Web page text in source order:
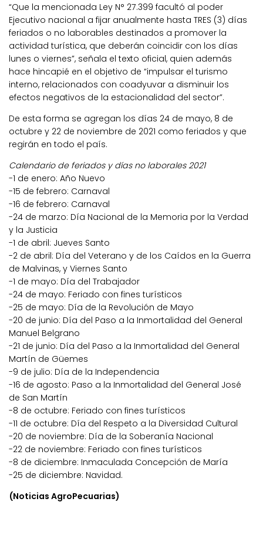
“Que la mencionada Ley N° 27.399 facultó al poder
Ejecutivo nacional a fijar anualmente hasta TRES (3) días
feriados o no laborables destinados a promover la
actividad turística, que deberán coincidir con los días
lunes o viernes”, señala el texto oficial, quien además
hace hincapié en el objetivo de “impulsar el turismo
interno, relacionados con coadyuvar a disminuir los
efectos negativos de la estacionalidad del sector”.
De esta forma se agregan los días 24 de mayo, 8 de
octubre y 22 de noviembre de 2021 como feriados y que
regirán en todo el país.
Calendario de feriados y días no laborales 2021
-1 de enero: Año Nuevo
-15 de febrero: Carnaval
-16 de febrero: Carnaval
-24 de marzo: Día Nacional de la Memoria por la Verdad
y la Justicia
-1 de abril: Jueves Santo
-2 de abril: Día del Veterano y de los Caídos en la Guerra
de Malvinas, y Viernes Santo
-1 de mayo: Día del Trabajador
-24 de mayo: Feriado con fines turísticos
-25 de mayo: Día de la Revolución de Mayo
-20 de junio: Día del Paso a la Inmortalidad del General
Manuel Belgrano
-21 de junio: Día del Paso a la Inmortalidad del General
Martín de Güemes
-9 de julio: Día de la Independencia
-16 de agosto: Paso a la Inmortalidad del General José
de San Martín
-8 de octubre: Feriado con fines turísticos
-11 de octubre: Día del Respeto a la Diversidad Cultural
-20 de noviembre: Día de la Soberanía Nacional
-22 de noviembre: Feriado con fines turísticos
-8 de diciembre: Inmaculada Concepción de María
-25 de diciembre: Navidad.
(Noticias AgroPecuarias)